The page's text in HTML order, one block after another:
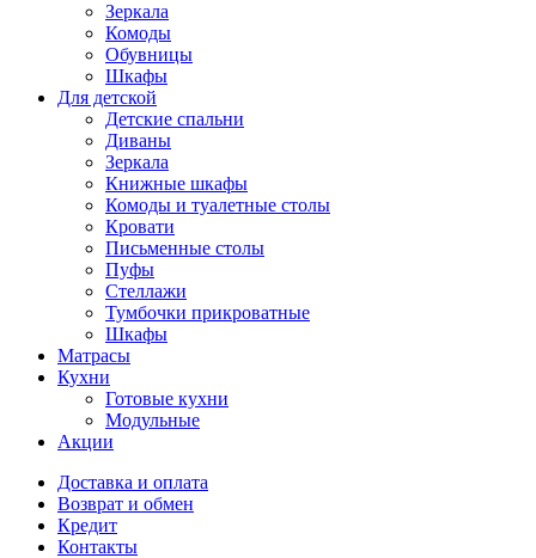
Зеркала
Комоды
Обувницы
Шкафы
Для детской
Детские спальни
Диваны
Зеркала
Книжные шкафы
Комоды и туалетные столы
Кровати
Письменные столы
Пуфы
Стеллажи
Тумбочки прикроватные
Шкафы
Матрасы
Кухни
Готовые кухни
Модульные
Акции
Доставка и оплата
Возврат и обмен
Кредит
Контакты